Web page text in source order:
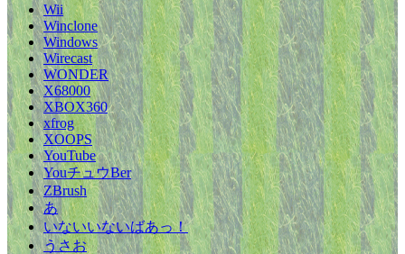
Wii
Winclone
Windows
Wirecast
WONDER
X68000
XBOX360
xfrog
XOOPS
YouTube
YouチュウBer
ZBrush
あ
いないいないばあっ！
うさお